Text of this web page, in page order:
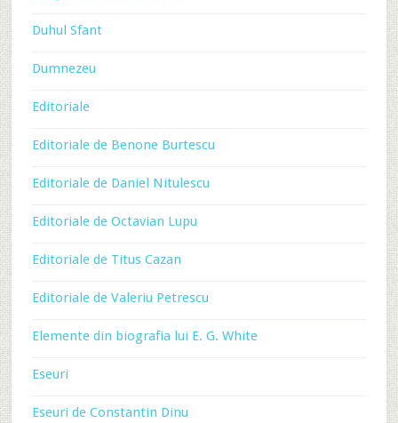
Duhul Sfant
Dumnezeu
Editoriale
Editoriale de Benone Burtescu
Editoriale de Daniel Nitulescu
Editoriale de Octavian Lupu
Editoriale de Titus Cazan
Editoriale de Valeriu Petrescu
Elemente din biografia lui E. G. White
Eseuri
Eseuri de Constantin Dinu